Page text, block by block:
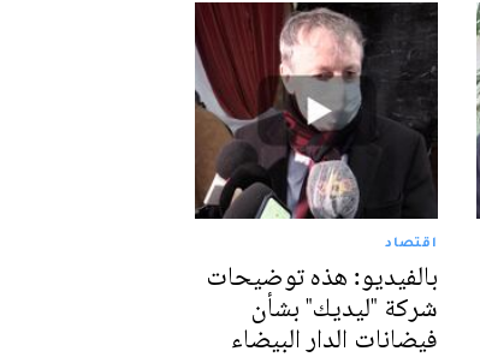
اقتصاد
بالفيديو: هذه توضيحات
شركة "ليديك" بشأن
فيضانات الدار البيضاء